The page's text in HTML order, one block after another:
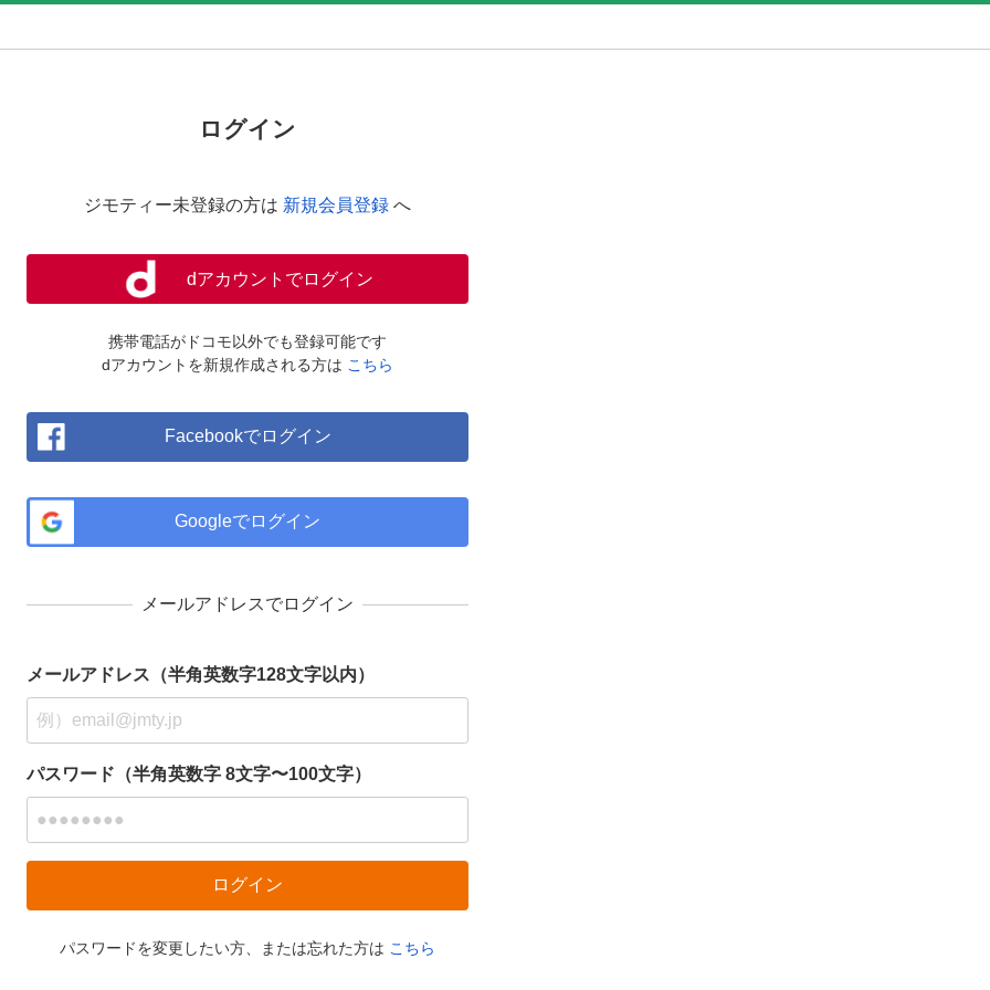
ログイン
ジモティー未登録の方は 新規会員登録 へ
dアカウントでログイン
携帯電話がドコモ以外でも登録可能です
dアカウントを新規作成される方は こちら
Facebookでログイン
Googleでログイン
メールアドレスでログイン
メールアドレス（半角英数字128文字以内）
パスワード（半角英数字 8文字〜100文字）
パスワードを変更したい方、または忘れた方は こちら